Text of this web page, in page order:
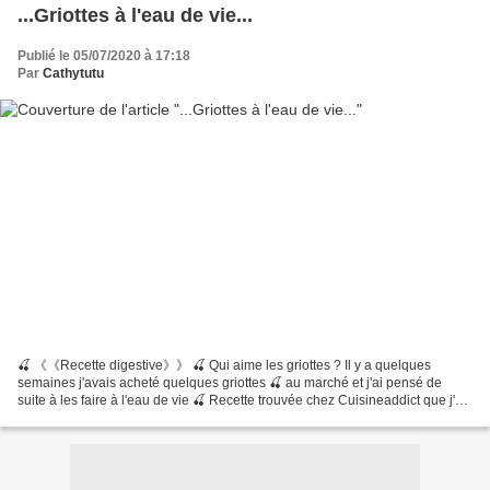
...Griottes à l'eau de vie...
Publié le 05/07/2020 à 17:18
Par Cathytutu
🍒 《《Recette digestive》》 🍒 Qui aime les griottes ? Il y a quelques
semaines j'avais acheté quelques griottes 🍒 au marché et j'ai pensé de
suite à les faire à l'eau de vie 🍒 Recette trouvée chez Cuisineaddict que j'ai